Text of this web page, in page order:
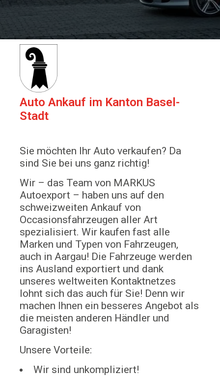
Auto Ankauf im Kanton Basel-
Stadt
Sie möchten Ihr Auto verkaufen? Da
sind Sie bei uns ganz richtig!
Wir – das Team von MARKUS
Autoexport – haben uns auf den
schweizweiten Ankauf von
Occasionsfahrzeugen aller Art
spezialisiert. Wir kaufen fast alle
Marken und Typen von Fahrzeugen,
auch in Aargau! Die Fahrzeuge werden
ins Ausland exportiert und dank
unseres weltweiten Kontaktnetzes
lohnt sich das auch für Sie! Denn wir
machen Ihnen ein besseres Angebot als
die meisten anderen Händler und
Garagisten!
Unsere Vorteile:
Wir sind unkompliziert!